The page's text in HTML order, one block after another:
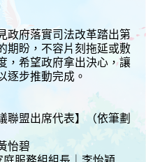
政府落實司法改革踏出第
期盼，不容片刻拖延或敷
，希望政府拿出決心，讓
逐步推動完成。
聯盟出席代表】（依筆劃
怡碧